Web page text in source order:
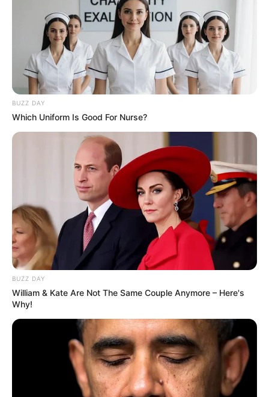
BUZZ DAY
Which Uniform Is Good For Nurse?
BUZZ DAY
William & Kate Are Not The Same Couple Anymore – Here's
Why!